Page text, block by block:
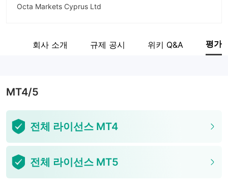
Octa Markets Cyprus Ltd
기업 직원
회사 소개 규제 공시 위키 Q&A 평가
MT4/5
전체 라이선스 MT4
전체 라이선스 MT5